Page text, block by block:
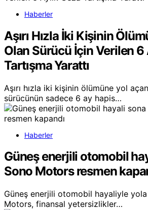
Haberler
Aşırı Hızla İki Kişinin
Olan Sürücü İçin Verilen 6
Tartışma Yarattı
Aşırı hızla iki kişinin ölümüne yol
sürücünün sadece 6 ay hapis…
Haberler
Güneş enerjili otomobil
Sono Motors resmen
Güneş enerjili otomobil hayaliyle yola
Motors, finansal yetersizlikler…